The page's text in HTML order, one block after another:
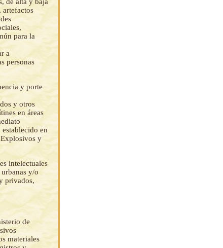
artefactos
para la
a
personas
y porte
y otros
en áreas
en
y
intelectuales
y/o
privados,
de
materiales